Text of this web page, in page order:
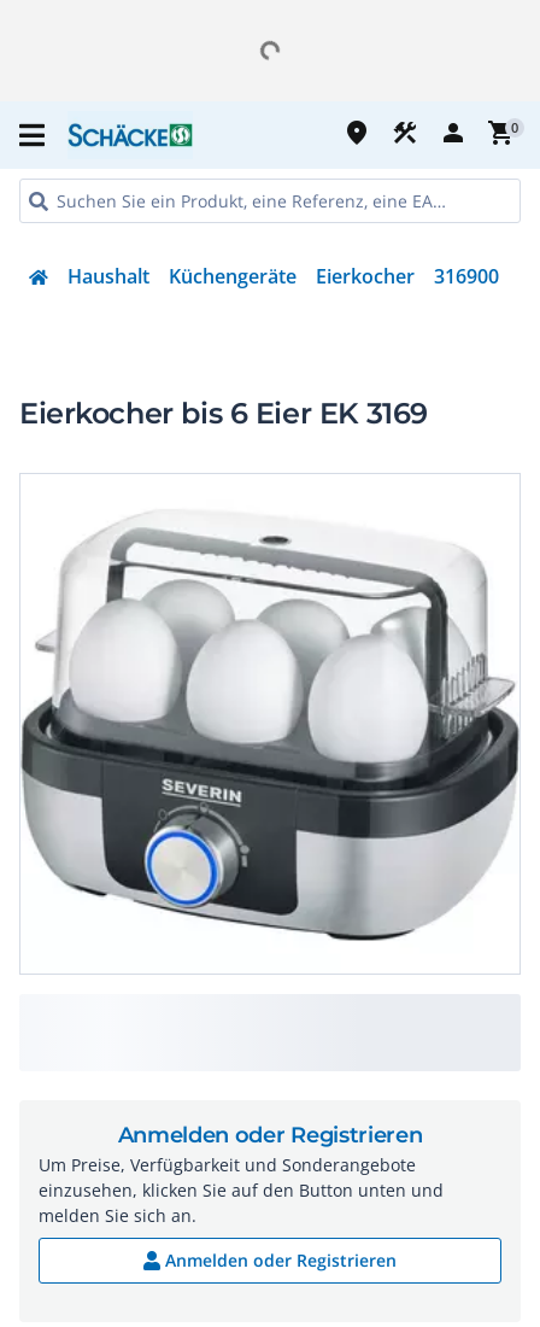
place construction person shopping_cart0
Haushalt Küchengeräte Eierkocher 316900
Eierkocher bis 6 Eier EK 3169
Anmelden oder Registrieren
Um Preise, Verfügbarkeit und Sonderangebote
einzusehen, klicken Sie auf den Button unten und
melden Sie sich an.
Anmelden oder Registrieren